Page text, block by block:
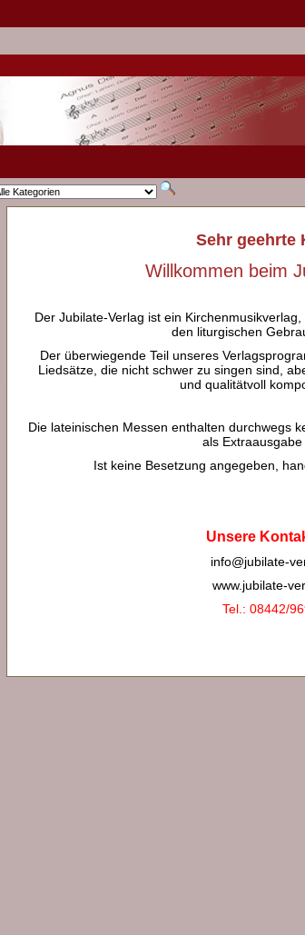
Sehr geehrte
Willkommen beim
Der Jubilate-Verlag ist ein
den liturgischen
Der überwiegende Teil unseres
Liedsätze, die nicht schwer zu singen sind,
und qualitätvoll
Die lateinischen Messen enthalten durchwegs
als
Ist keine Besetzung angegeben,
Unsere
info@jubilate-
www.jubilate-
Tel.: 08442/